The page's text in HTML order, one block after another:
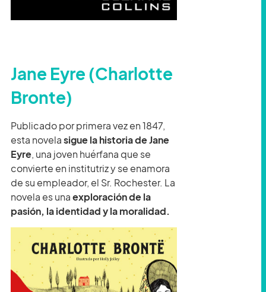
Jane Eyre (Charlotte
Bronte)
Publicado por primera vez en 1847,
esta novelasigue la historia de Jane
Eyre, una joven huérfana que se
convierte en institutriz y se enamora
de su empleador, el Sr. Rochester. La
novela es unaexploración de la
pasión, la identidad y la moralidad.